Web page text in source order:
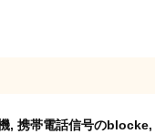
, 携帯電話信号のblocke,